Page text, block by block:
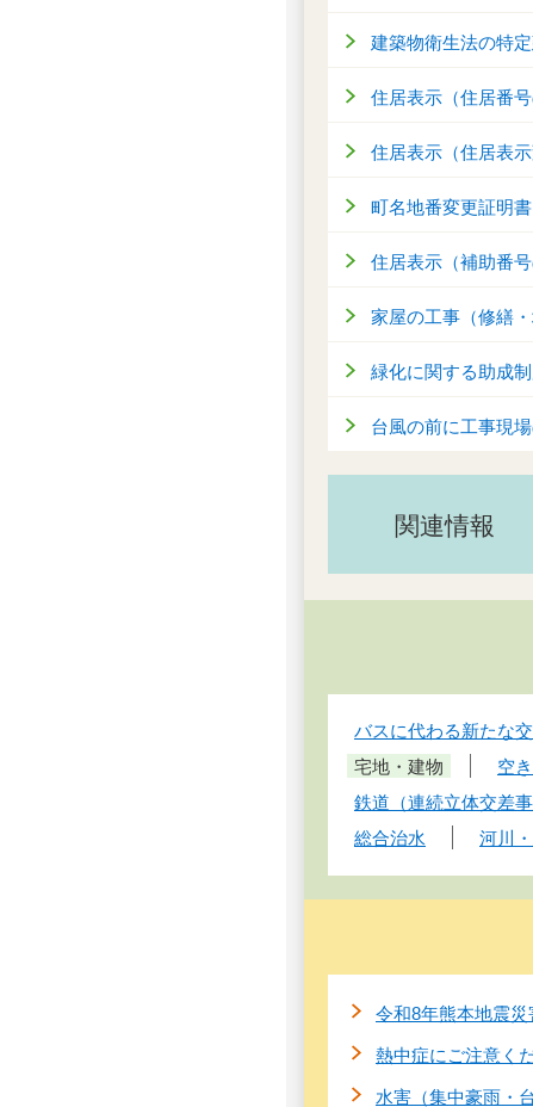
建築物衛生法の特
住居表示（住居番号
住居表示（住居表示
町名地番変更証明書
住居表示（補助番号
家屋の工事（修繕
緑化に関する助成
台風の前に工事現場
関連情報
バスに代わる新たな
宅地・建物
空
鉄道（連続立体交差事
総合治水
河川
令和8年熊本地震災
熱中症にご注意く
水害（集中豪雨・